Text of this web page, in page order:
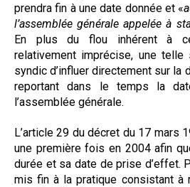
prendra fin à une date donnée et «
l’assemblée générale appelée à
En plus du flou inhérent à
relativement imprécise, une telle
syndic d’influer directement sur la
reportant dans le temps la
l’assemblée générale.
L’article 29 du décret du 17 mars
une première fois en 2004 afin
durée et sa date de prise d’effet.
mis fin à la pratique consistant à